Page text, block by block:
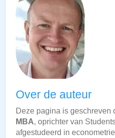
Over de auteur
Deze pagina is geschreven
MBA, oprichter van
afgestudeerd in